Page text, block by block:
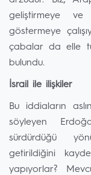
geliştirmeye
göstermeye
çabalar da elle
bulundu.
İsrail ile ilişkiler
Bu iddiaların
söyleyen
sürdürdüğü
getirildiğini
yapıyorlar?